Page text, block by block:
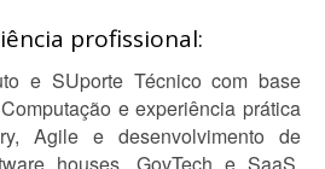
profissional:
e SUporte Técnico com base
e experiência prática
Agile e desenvolvimento de